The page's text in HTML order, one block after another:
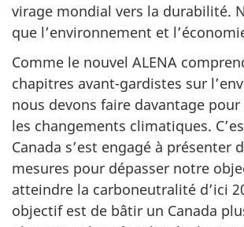
virage mondial vers la durabilité.
que l’environnement et
Comme le nouvel ALENA
chapitres avant-gardistes sur
nous devons faire davantage
les changements climatiques.
Canada s’est engagé à présenter
mesures pour dépasser notre
atteindre la carboneutralité d’ici
objectif est de bâtir un Canada